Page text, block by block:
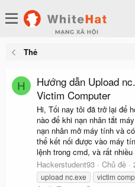
Thẻ
H
Hướng dẫn Upload
Victim Computer
Hi, Tối nay tôi đã trở lại để
nào để khi nạn nhân tắt
nạn nhân mở máy tính và
thể kết nối được vào máy
lệnh trong cmd, và rất
Hackerstudent93
Chủ đề
upload nc.exe victim